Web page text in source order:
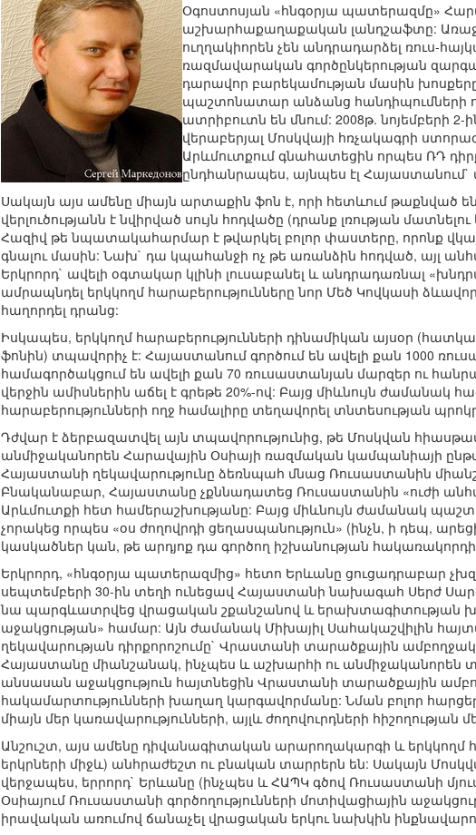
Օգոստոսյան «հնգօրյա պատերազմը»
աշխարհաքաղաքական լանդշաֆտը:
ուղղակիորեն չեն անդրադարձել ռուս-
ռազմավարական գործընկերության
դարավոր բարեկամության մասին խոսքերը
պաշտոնատար անձանց հանդիպումների
ատրիբուտն են մնում: 2008թ.
վերաբերյալ Մոսկվայի հռչակագրի
Արևմուտքում գնահատեցին որպես ՌԴ
ընդհանրապես, այնպես էլ
Սակայն այս ամենը միայն արտաքին ֆոն է, որի հետևում թաքնված
վերլուծությանն է նվիրված սույն հոդվածը (դրանք լռության
Հազիվ թե նպատակահարմար է թվարկել բոլոր փաստերը, որոնք
գնալու մասին: Նախ` դա կպահանջի ոչ թե առանձին հոդված, այլ
Երկրորդ` ավելի օգտակար կլինի լուսաբանել և անդրադառնալ
ամրապնդել երկկողմ հարաբերությունները նոր Մեծ Կովկասի
հաղորդել դրանց:
Իսկապես, երկկողմ հարաբերությունների դինամիկան այսօր
ֆոնին) տպավորիչ է: Հայաստանում գործում են ավելի քան 1000
համագործակցում են ավելի քան 70 ռուսաստանյան մարզեր ու
վերջին ամիսներին աճել է գրեթե 20%-ով: Բայց միևնույն ժամանակ
հարաբերությունների ողջ համալիրը տեղավորել տնտեսության
Դժվար է ձերբազատվել այն տպավորությունից, թե Մոսկվան
անմիջականորեն Հարավային Օսիայի ռազմական կամպանիայի
Հայաստանի ղեկավարությունը ձեռնպահ մնաց Ռուսաստանին
Բնականաբար, Հայաստանը չքննադատեց Ռուսաստանին «ուժի
Արևմուտքի հետ համերաշխությանը: Բայց միևնույն ժամանակ
չորակեց որպես «օս ժողովրդի ցեղասպանություն» (ինչն, ի դեպ,
կասկածներ կան, թե արդյոք դա գործող իշխանության հակառակորդի
Երկրորդ, «հնգօրյա պատերազմից» հետո Երևանը ցուցադրաբար
սեպտեմբերի 30-ին տեղի ունեցավ Հայաստանի նախագահ Սերժ
նա պարգևատրվեց վրացական շքանշանով և երախտագիտության
աջակցության» համար: Այն ժամանակ Միխայիլ Սահակաշվիլին
ղեկավարության դիրքորոշումը` Վրաստանի տարածքային
Հայաստանը միանշանակ, ինչպես և աշխարհի ու անմիջականորեն
անսասան աջակցություն հայտնեցին Վրաստանի տարածքային
հակամարտությունների խաղաղ կարգավորմանը: Նման բոլոր
միայն մեր կառավարությունների, այլև ժողովուրդների հիշողության
Անշուշտ, այս ամենը դիվանագիտական արարողակարգի և երկկողմ
երկրների միջև) անհրաժեշտ ու բնական տարրերն են: Սակայն
վերջապես, երրորդ` Երևանը (ինչպես և ՀԱՊԿ գծով Ռուսաստանի
Օսիայում Ռուսաստանի գործողությունների մոտիվացիային
իրավական առումով ճանաչել վրացական երկու նախկին